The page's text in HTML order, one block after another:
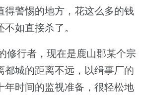
得警惕的地方，花这么多的钱
如直接杀了。
行者，现在是鹿山郡某个宗
都城的距离不远，以缉事厂的
年时间的监视准备，很轻松地